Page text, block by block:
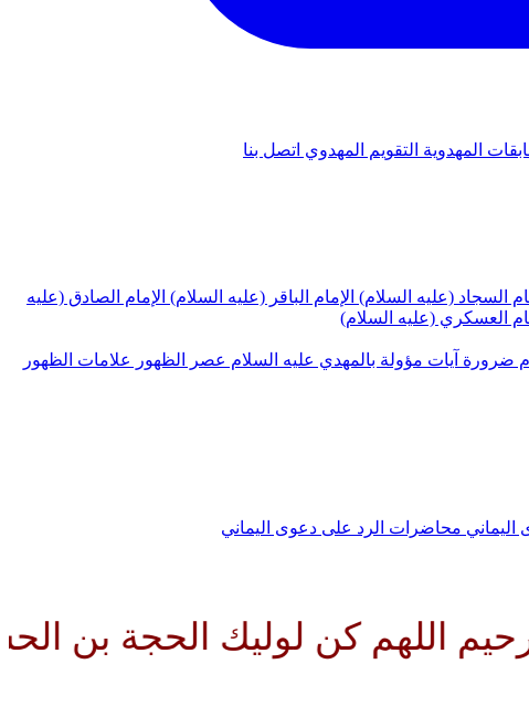
المهدوية التقويم المهدوي اتصل بنا
السجاد (عليه السلام) الإمام الباقر (عليه السلام) الإمام الصادق (عليه
العسكري (عليه السلام)
ضرورة آيات مؤولة بالمهدي عليه السلام عصر الظهور
علامات الظهور
محاضرات الرد على دعوى اليماني
كن لوليك الحجة بن الحسن